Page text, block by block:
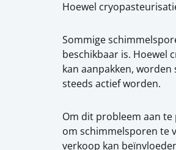
Hoewel
Sommige
beschikbaar is. Hoewel
kan aanpakken,
steeds actief worden.
Om dit probleem aan
om schimmelsporen te
verkoop kan